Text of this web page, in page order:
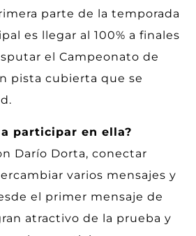
parte de la temporada
es llegar al 100% a finales
el Campeonato de
pista cubierta que se
participar en ella?
Darío Dorta, conectar
varios mensajes y
el primer mensaje de
atractivo de la prueba y